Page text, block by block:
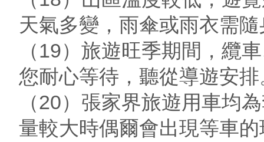
天氣多變，雨傘或雨衣需
（19）旅遊旺季期間，纜
您耐心等待，聽從導遊安排
（20）張家界旅遊用車均
量較大時偶爾會出現等車